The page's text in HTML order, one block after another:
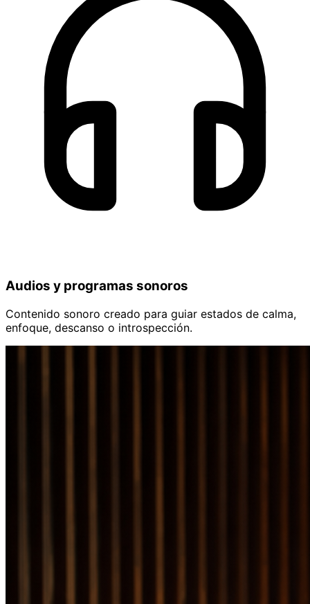
Audios y programas sonoros
Contenido sonoro creado para guiar estados de calma,
enfoque, descanso o introspección.